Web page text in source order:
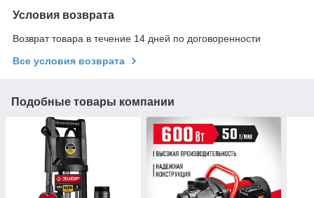
Условия возврата
Возврат товара в течение 14 дней по договоренности
Все условия возврата
Подобные товары компании